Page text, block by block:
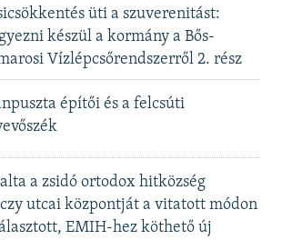
üti a szuverenitást:
készül a kormány a Bős-
Vízlépcsőrendszerről 2. rész
építői és a felcsúti
a zsidó ortodox hitközség
utcai központját a vitatott módon
EMIH-hez köthető új